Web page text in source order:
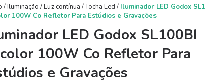
/Iluminação /Luz contínua /Tocha Led / Iluminador LED Godox
100W Co Refletor Para Estúdios e Gravações
LED Godox SL100BI
100W Co Refletor Para
e Gravações